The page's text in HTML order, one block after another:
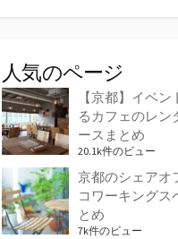
人気のページ
【京都】イベ
るカフェのレン
ースまとめ
20.1k件のビュー
京都のシェアオ
コワーキングス
とめ
7k件のビュー